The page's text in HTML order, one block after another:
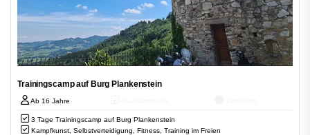
Trainingscamp auf Burg Plankenstein
Ab 16 Jahre
3 Tage Trainingscamp auf Burg Plankenstein
Kampfkunst, Selbstverteidigung, Fitness, Training im Freien